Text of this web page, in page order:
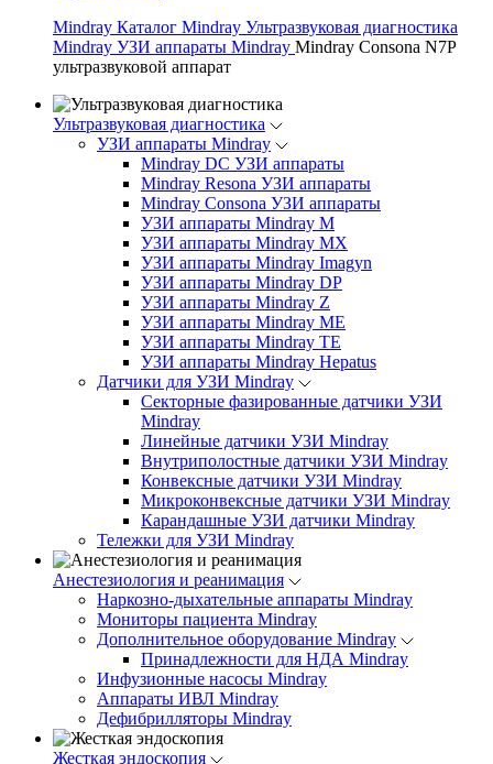
Mindray Каталог Mindray Ультразвуковая диагностика
Mindray УЗИ аппараты Mindray Mindray Consona N7P
ультразвуковой аппарат
Ультразвуковая диагностика
УЗИ аппараты Mindray
Mindray DC УЗИ аппараты
Mindray Resona УЗИ аппараты
Mindray Consona УЗИ аппараты
УЗИ аппараты Mindray M
УЗИ аппараты Mindray MX
УЗИ аппараты Mindray Imagyn
УЗИ аппараты Mindray DP
УЗИ аппараты Mindray Z
УЗИ аппараты Mindray ME
УЗИ аппараты Mindray TE
УЗИ аппараты Mindray Hepatus
Датчики для УЗИ Mindray
Секторные фазированные датчики УЗИ
Mindray
Линейные датчики УЗИ Mindray
Внутриполостные датчики УЗИ Mindray
Конвексные датчики УЗИ Mindray
Микроконвексные датчики УЗИ Mindray
Карандашные УЗИ датчики Mindray
Тележки для УЗИ Mindray
Анестезиология и реанимация
Наркозно-дыхательные аппараты Mindray
Мониторы пациента Mindray
Дополнительное оборудование Mindray
Принадлежности для НДА Mindray
Инфузионные насосы Mindray
Аппараты ИВЛ Mindray
Дефибрилляторы Mindray
Жесткая эндоскопия